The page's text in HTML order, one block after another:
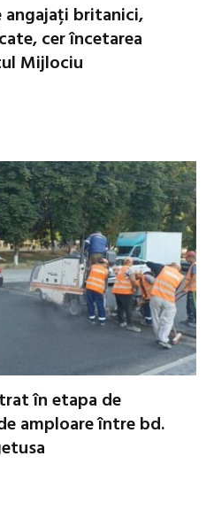
angajați britanici,
cer încetarea
Mijlociu
în etapa de
amploare între bd.